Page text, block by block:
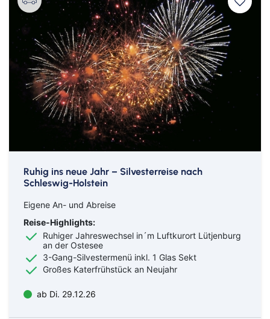
Ruhig ins neue Jahr – Silvesterreise nach
Schleswig-Holstein
Eigene An- und Abreise
Reise-Highlights:
Ruhiger Jahreswechsel in´m Luftkurort Lütjenburg
an der Ostesee
3-Gang-Silvestermenü inkl. 1 Glas Sekt
Großes Katerfrühstück an Neujahr
ab Di. 29.12.26